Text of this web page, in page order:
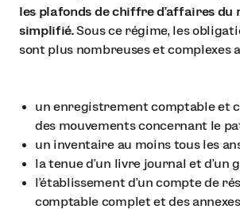
les plafonds de chiffre d’affaires du
simplifié.Sous ce régime, les
sont plus nombreuses et complexes
un enregistrement comptable et
des mouvements concernant le
un inventaire au moins tous les
la tenue d’un livre journal et d’un
l’établissement d’un compte de
comptable complet et des